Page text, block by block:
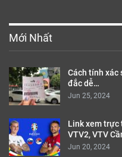
Mới Nhất
Cách tính
đắc dễ…
Jun 25, 2024
Link xem trực
VTV2, VTV
Jun 20, 2024